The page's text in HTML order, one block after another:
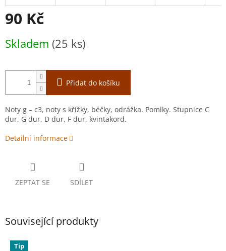
90 Kč
cena:
Skladem (25 ks)
Přidat do košíku
Noty g – c3, noty s křížky, béčky, odrážka. Pomlky. Stupnice C
dur, G dur, D dur, F dur, kvintakord.
Detailní informace
ZEPTAT SE SDÍLET
Související produkty
Tip